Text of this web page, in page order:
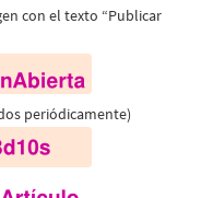
con el texto “Publicar
periódicamente)